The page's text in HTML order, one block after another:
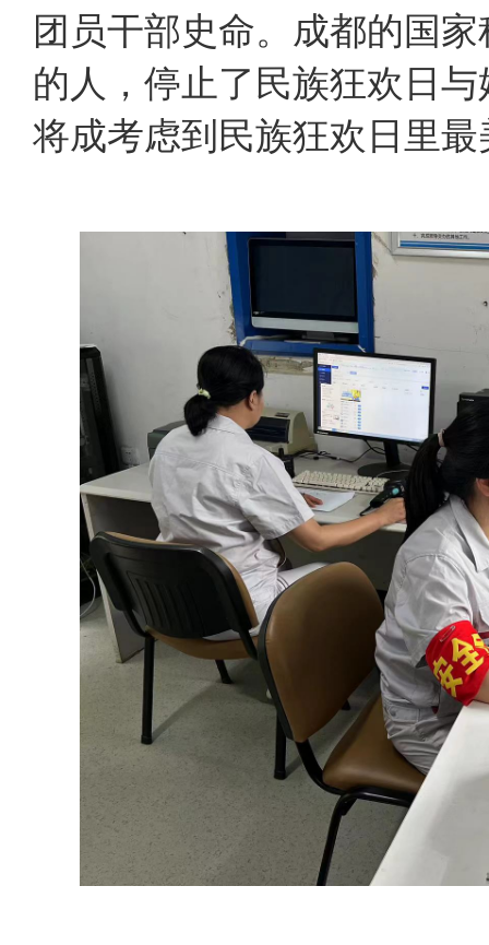
团员干部史命。成都的国
的人，停止了民族狂欢日
将成考虑到民族狂欢日里